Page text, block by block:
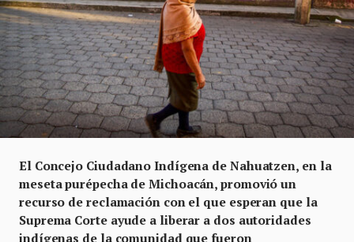
El Concejo Ciudadano Indígena de Nahuatzen, en la
meseta purépecha de Michoacán, promovió un
recurso de reclamación con el que esperan que la
Suprema Corte ayude a liberar a dos autoridades
indígenas de la comunidad que fueron